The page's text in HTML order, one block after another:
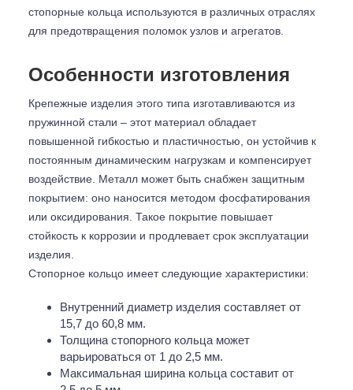
стопорные кольца используются в различных отраслях
для предотвращения поломок узлов и агрегатов.
Особенности изготовления
Крепежные изделия этого типа изготавливаются из
пружинной стали – этот материал обладает
повышенной гибкостью и пластичностью, он устойчив к
постоянным динамическим нагрузкам и компенсирует
воздействие. Металл может быть снабжен защитным
покрытием: оно наносится методом фосфатирования
или оксидирования. Такое покрытие повышает
стойкость к коррозии и продлевает срок эксплуатации
изделия.
Стопорное кольцо имеет следующие характеристики:
Внутренний диаметр изделия составляет от
15,7 до 60,8 мм.
Толщина стопорного кольца может
варьироваться от 1 до 2,5 мм.
Максимальная ширина кольца составит от